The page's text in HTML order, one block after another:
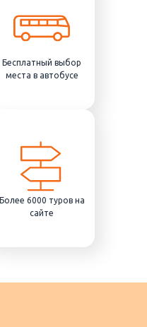
Бесплатный выбор
места в автобусе
Более 6000 туров на
сайте